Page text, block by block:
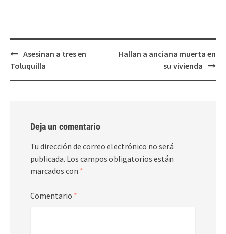
Post
navigation
Asesinan a tres en
Toluquilla
Hallan a anciana muerta en
su vivienda
Deja un comentario
Tu dirección de correo electrónico no será
publicada. Los campos obligatorios están
marcados con *
Comentario *